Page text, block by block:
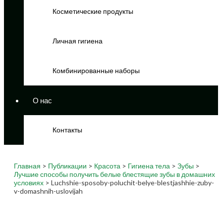
Косметические продукты
Личная гигиена
Комбинированные наборы
О нас
Контакты
Главная > Публикации > Красота > Гигиена тела > Зубы >
Лучшие способы получить белые блестящие зубы в домашних
условиях > Luchshie-sposoby-poluchit-belye-blestjashhie-zuby-
v-domashnih-uslovijah